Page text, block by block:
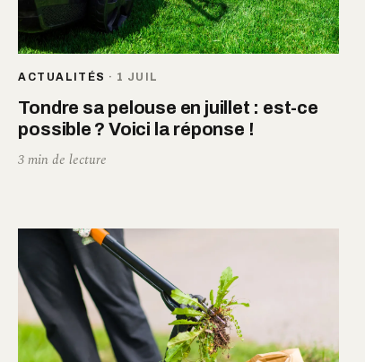
ACTUALITÉS · 1 JUIL
Tondre sa pelouse en juillet : est-ce
possible ? Voici la réponse !
3 min de lecture